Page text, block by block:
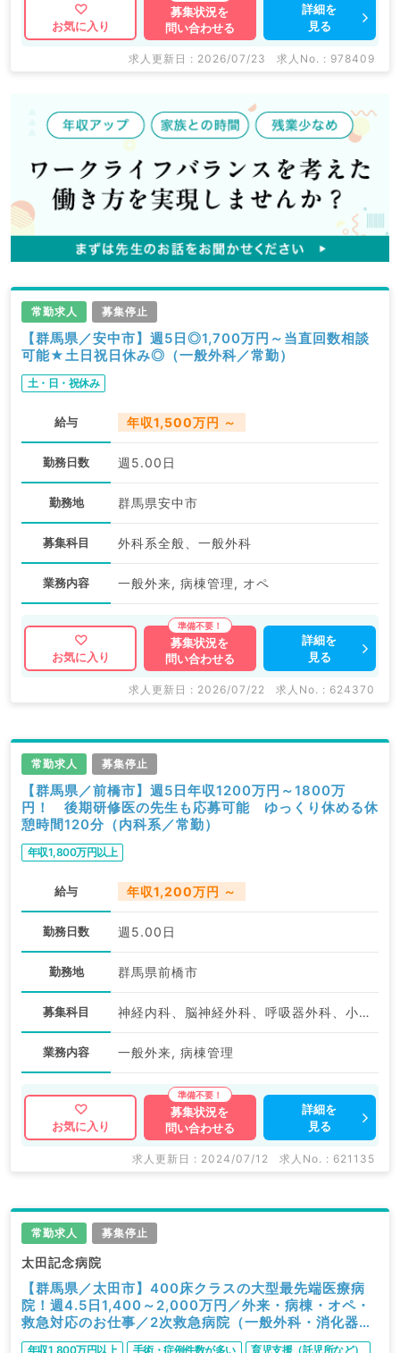
お気に入り
募集状況を
問い合わせる
詳細を
見る
求人更新日 : 2026/07/23 求人No. : 978409
常勤求人 募集停止
【群馬県／安中市】週5日◎1,700万円～当直回数相談
可能★土日祝日休み◎（一般外科／常勤）
土・日・祝休み
給与 年収1,500万円 ～
勤務日数 週5.00日
勤務地 群馬県安中市
募集科目 外科系全般、一般外科
業務内容 一般外来, 病棟管理, オペ
お気に入り
募集状況を
問い合わせる
詳細を
見る
求人更新日 : 2026/07/22 求人No. : 624370
常勤求人 募集停止
【群馬県／前橋市】週5日年収1200万円～1800万
円！ 後期研修医の先生も応募可能 ゆっくり休める休
憩時間120分（内科系／常勤）
年収1,800万円以上
給与 年収1,200万円 ～
勤務日数 週5.00日
勤務地 群馬県前橋市
募集科目 神経内科、脳神経外科、呼吸器外科、小児外科、泌尿器科、一般内科、循環器内科、呼吸器内科、消化器内科、内分泌・代謝内科、老年内科、外科系全般、一般外科、消化器外科
業務内容 一般外来, 病棟管理
お気に入り
募集状況を
問い合わせる
詳細を
見る
求人更新日 : 2024/07/12 求人No. : 621135
常勤求人 募集停止
太田記念病院
【群馬県／太田市】400床クラスの大型最先端医療病
院！週4.5日1,400～2,000万円／外来・病棟・オペ・
救急対応のお仕事／2次救急病院（一般外科・消化器外
科／常勤）
年収1,800万円以上 手術・症例件数が多い 育児支援（託児所など）